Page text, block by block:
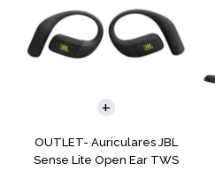
OUTLET- Auriculares JBL
Sense Lite Open Ear TWS